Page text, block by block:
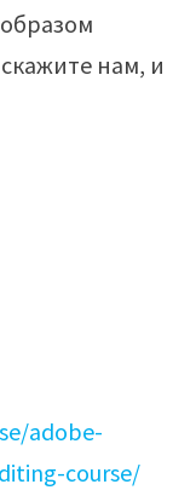
нам, и
adobe-
course/